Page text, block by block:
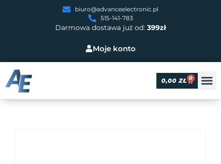
Moje konto
Darmowa dostawa już od: 399zł
biuro@advanceelectronic.pl
515-141-783
0,00 ZŁ 0